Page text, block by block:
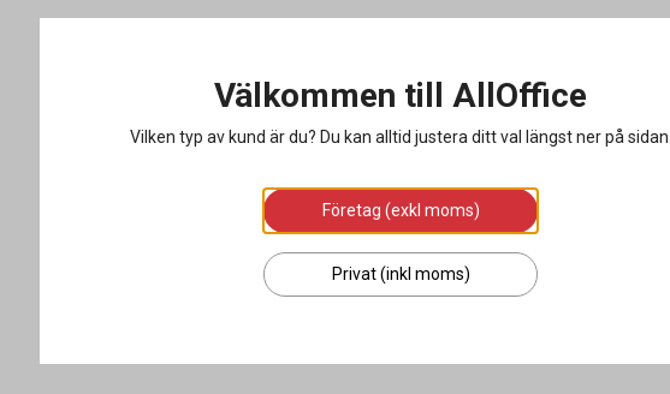
Välkommen till AllOffice
Vilken typ av kund är du? Du kan alltid justera ditt val längst ner på
Företag (exkl moms)
Privat (inkl moms)